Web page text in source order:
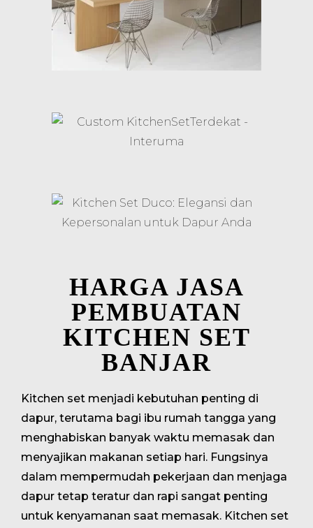
HARGA JASA
PEMBUATAN
KITCHEN SET
BANJAR
Kitchen set menjadi kebutuhan penting di
dapur, terutama bagi ibu rumah tangga yang
menghabiskan banyak waktu memasak dan
menyajikan makanan setiap hari. Fungsinya
dalam mempermudah pekerjaan dan menjaga
dapur tetap teratur dan rapi sangat penting
untuk kenyamanan saat memasak. Kitchen set